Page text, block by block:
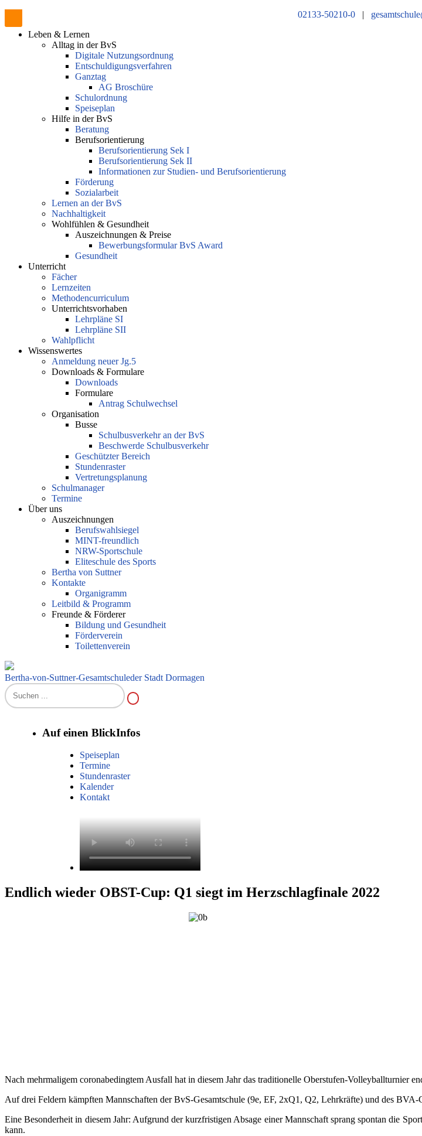
02133-50210-0 |
Leben & Lernen
Alltag in der BvS
Digitale Nutzungsordnung
Entschuldigungsverfahren
Ganztag
AG Broschüre
Schulordnung
Speiseplan
Hilfe in der BvS
Beratung
Berufsorientierung
Berufsorientierung Sek I
Berufsorientierung Sek II
Informationen zur Studien- und Berufsorientierung
Förderung
Sozialarbeit
Lernen an der BvS
Nachhaltigkeit
Wohlfühlen & Gesundheit
Auszeichnungen & Preise
Bewerbungsformular BvS Award
Gesundheit
Unterricht
Fächer
Lernzeiten
Methodencurriculum
Unterrichtsvorhaben
Lehrpläne SI
Lehrpläne SII
Wahlpflicht
Wissenswertes
Anmeldung neuer Jg.5
Downloads & Formulare
Downloads
Formulare
Antrag Schulwechsel
Organisation
Busse
Schulbusverkehr an der BvS
Beschwerde Schulbusverkehr
Geschützter Bereich
Stundenraster
Vertretungsplanung
Schulmanager
Termine
Über uns
Auszeichnungen
Berufswahlsiegel
MINT-freundlich
NRW-Sportschule
Eliteschule des Sports
Bertha von Suttner
Kontakte
Organigramm
Leitbild & Programm
Freunde & Förderer
Bildung und Gesundheit
Förderverein
Toilettenverein
Bertha-von-Suttner-Gesamtschuleder Stadt Dormagen
Auf einen BlickInfos
Speiseplan
Termine
Stundenraster
Kalender
Kontakt
Endlich wieder OBST-Cup: Q1 siegt im Herzschlagfinale 2022
Nach mehrmaligem coronabedingtem Ausfall hat in diesem Jahr das traditionelle Oberstufen-Volleyballturnier
Auf drei Feldern kämpften Mannschaften der BvS-Gesamtschule (9e, EF, 2xQ1, Q2, Lehrkräfte) und des
Eine Besonderheit in diesem Jahr: Aufgrund der kurzfristigen Absage einer Mannschaft sprang spontan die
kann.